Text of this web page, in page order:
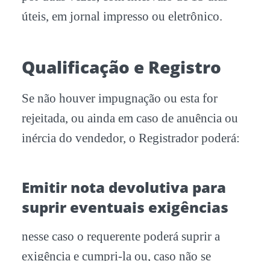
úteis, em jornal impresso ou eletrônico.
Qualificação e Registro
Se não houver impugnação ou esta for
rejeitada, ou ainda em caso de anuência ou
inércia do vendedor, o Registrador poderá:
Emitir nota devolutiva para
suprir eventuais exigências
nesse caso o requerente poderá suprir a
exigência e cumpri-la ou, caso não se